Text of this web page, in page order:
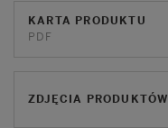
KARTA PRODUKTU
PDF
ZDJĘCIA PRODUKTÓW